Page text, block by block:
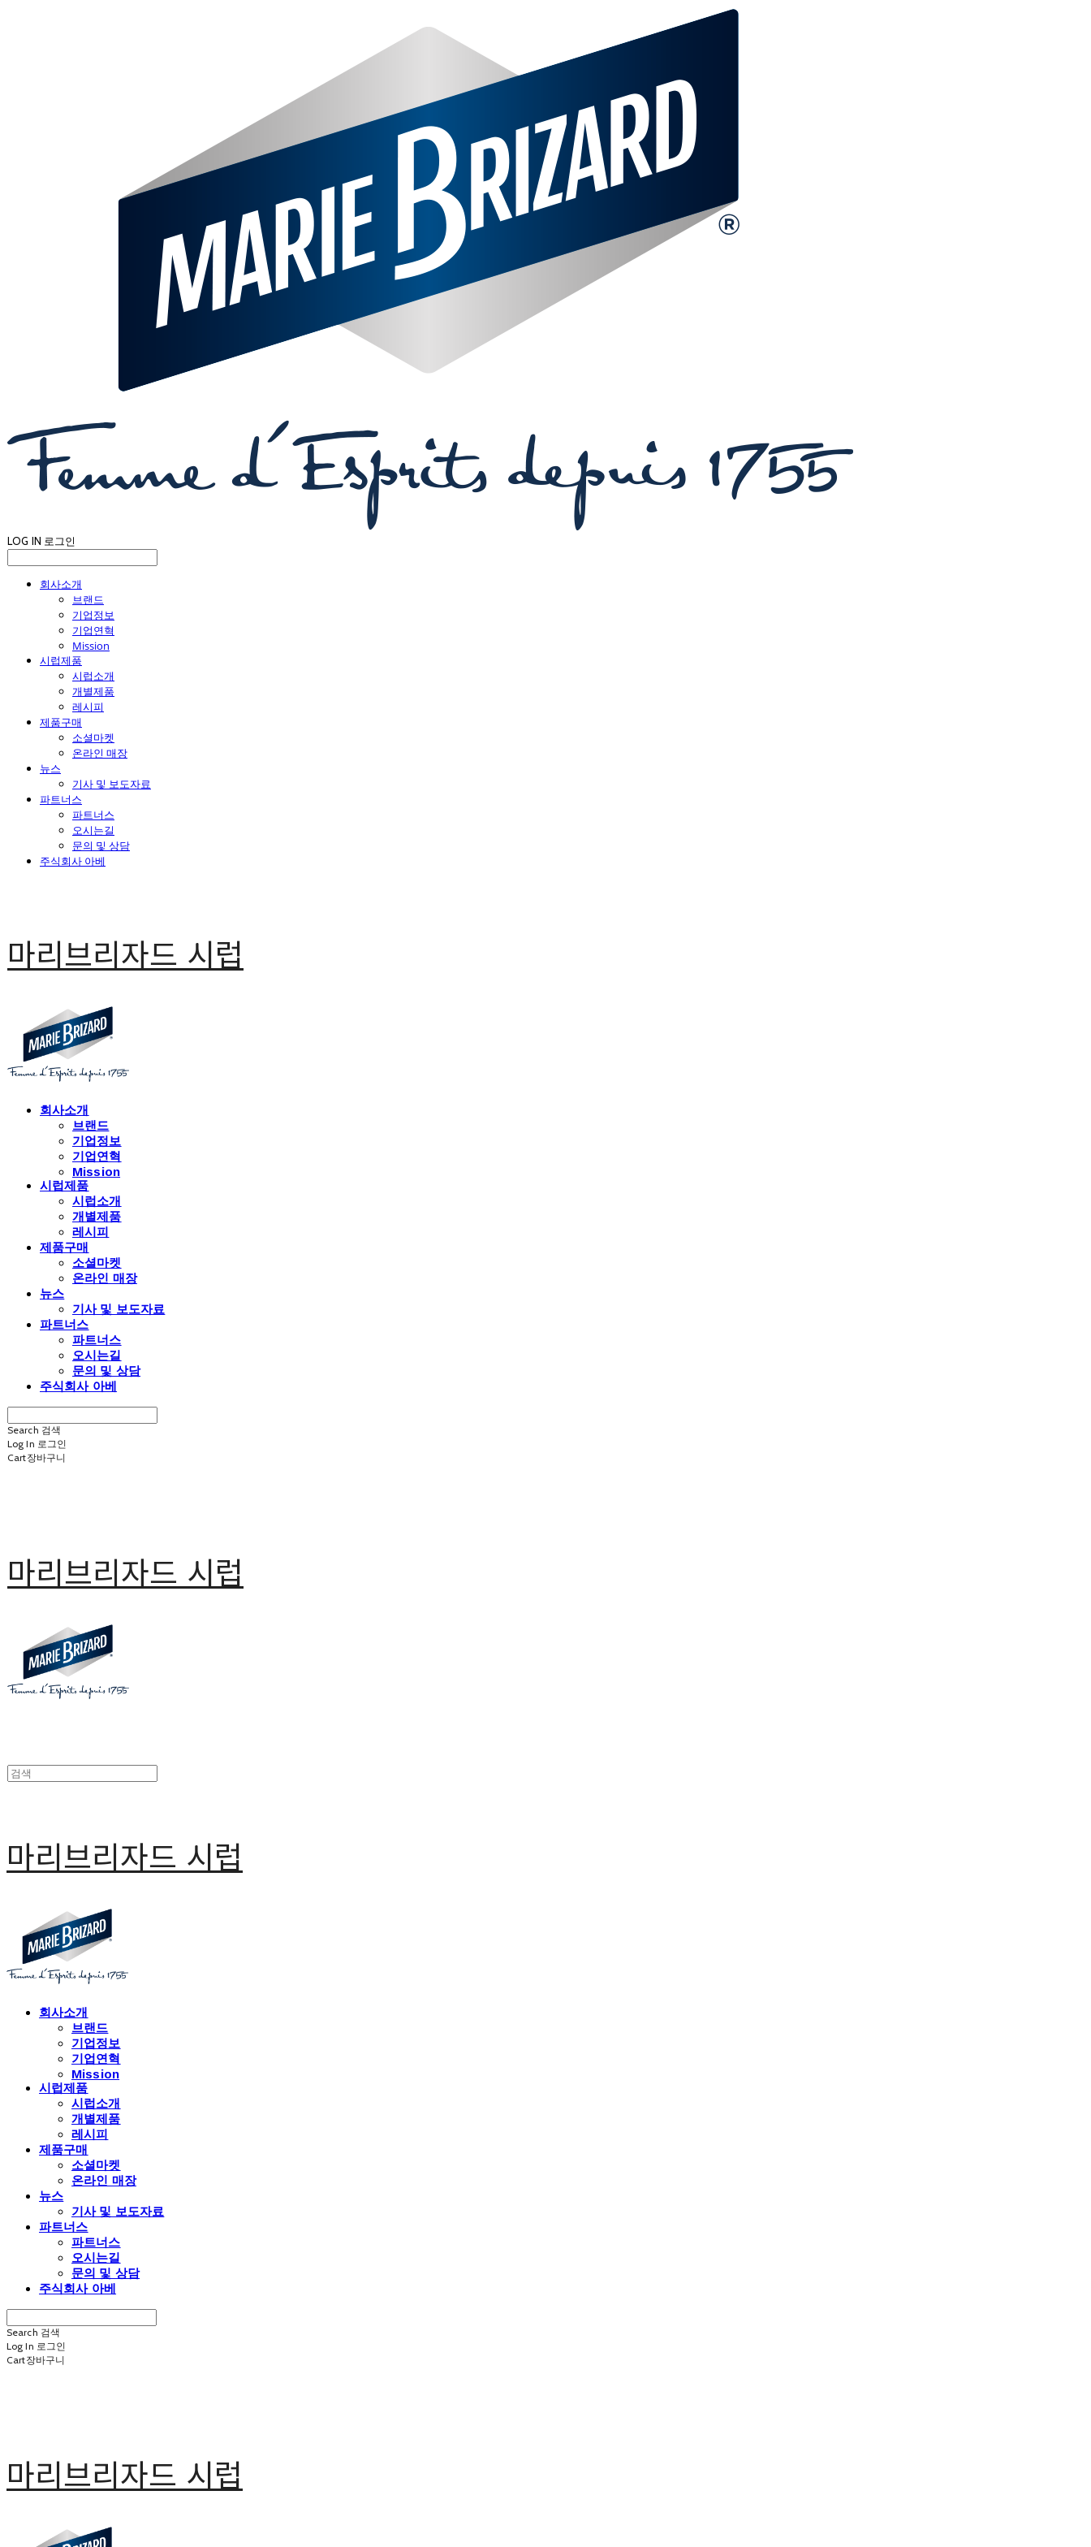
LOG IN 로그인
회사소개
브랜드
기업정보
기업연혁
Mission
시럽제품
시럽소개
개별제품
레시피
제품구매
소셜마켓
온라인 매장
뉴스
기사 및 보도자료
파트너스
파트너스
오시는길
문의 및 상담
주식회사 아베
마리브리자드 시럽
회사소개
브랜드
기업정보
기업연혁
Mission
시럽제품
시럽소개
개별제품
레시피
제품구매
소셜마켓
온라인 매장
뉴스
기사 및 보도자료
파트너스
파트너스
오시는길
문의 및 상담
주식회사 아베
Search 검색
Log In 로그인
Cart장바구니
마리브리자드 시럽
마리브리자드 시럽
회사소개
브랜드
기업정보
기업연혁
Mission
시럽제품
시럽소개
개별제품
레시피
제품구매
소셜마켓
온라인 매장
뉴스
기사 및 보도자료
파트너스
파트너스
오시는길
문의 및 상담
주식회사 아베
Search 검색
Log In 로그인
Cart장바구니
마리브리자드 시럽